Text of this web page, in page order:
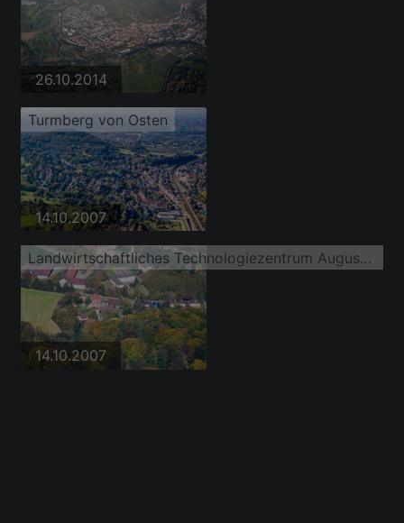
26.10.2014
Turmberg von Osten
14.10.2007
Landwirtschaftliches Technologiezentrum Augustenburg
14.10.2007